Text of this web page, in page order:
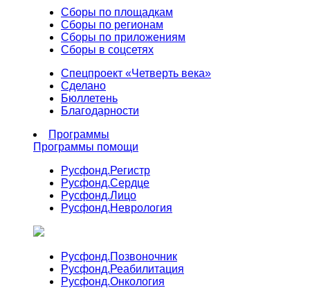
Сборы по площадкам
Сборы по регионам
Сборы по приложениям
Сборы в соцсетях
Спецпроект «Четверть века»
Сделано
Бюллетень
Благодарности
Программы
Программы помощи
Русфонд.Регистр
Русфонд.Сердце
Русфонд.Лицо
Русфонд.Неврология
Русфонд.Позвоночник
Русфонд.Реабилитация
Русфонд.Онкология